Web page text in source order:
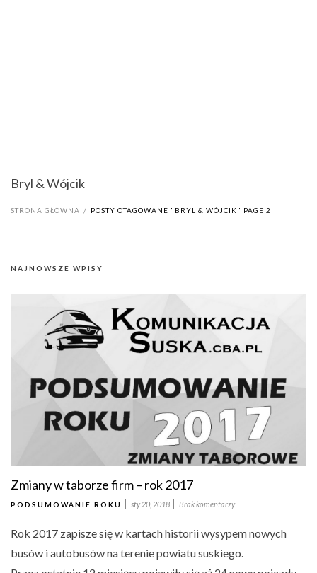
Bryl & Wójcik
STRONA GŁÓWNA / POSTY OTAGOWANE "BRYL & WÓJCIK" PAGE 2
NAJNOWSZE WPISY
Zmiany w taborze firm – rok 2017
PODSUMOWANIE ROKU sty 20, 2018 Brak komentarzy
Rok 2017 zapisze się w kartach historii wysypem nowych
busów i autobusów na terenie powiatu suskiego.